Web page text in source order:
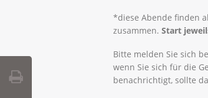
*diese Abende finden
zusammen. Start
Bitte melden Sie sich
wenn Sie sich für die
benachrichtigt, sollte